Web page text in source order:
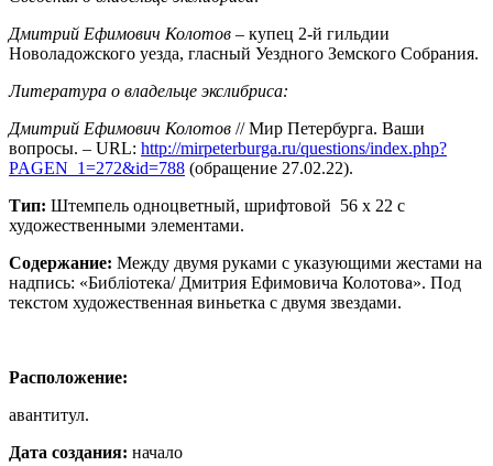
Дмитрий Ефимович Колотов – купец 2-й гильдии
Новоладожского уезда, гласный Уездного Земского Собрания.
Литература о владельце экслибриса:
Дмитрий Ефимович Колотов // Мир Петербурга. Ваши
вопросы. – URL: http://mirpeterburga.ru/questions/index.php?
PAGEN_1=272&id=788 (обращение 27.02.22).
Тип: Штемпель одноцветный, шрифтовой 56 х 22 с
художественными элементами.
Содержание: Между двумя руками с указующими жестами на
надпись: «Библiотека/ Дмитрия Ефимовича Колотова». Под
текстом художественная виньетка с двумя звездами.
Расположение:
авантитул.
Дата создания: начало